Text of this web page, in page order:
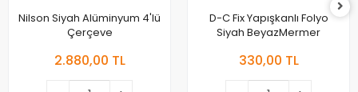
Nilson Siyah Alüminyum 4'lü
Çerçeve
2.880,00 TL
D-C Fix Yapışkanlı Folyo
Siyah BeyazMermer
330,00 TL